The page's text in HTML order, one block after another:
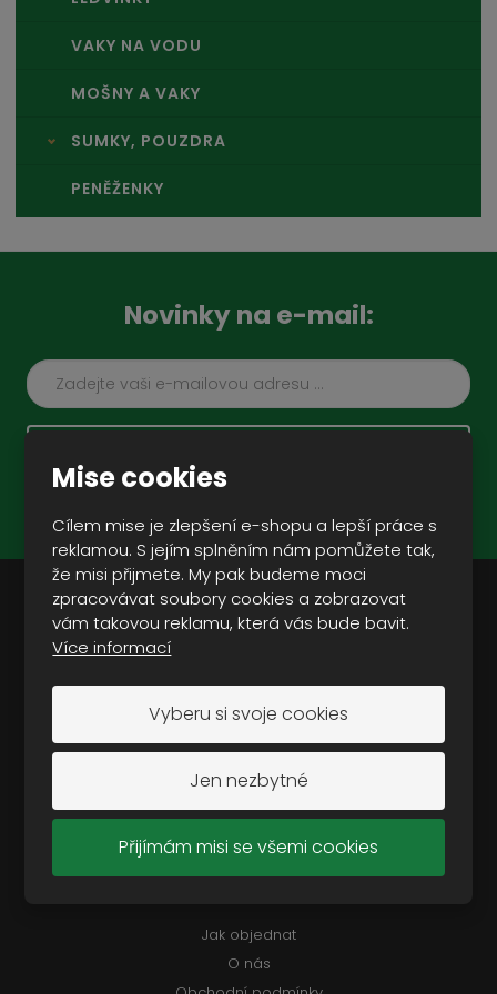
Mise cookies
Cílem mise je zlepšení e-shopu a lepší práce s
reklamou. S jejím splněním nám pomůžete tak,
že misi přijmete. My pak budeme moci
zpracovávat soubory cookies a zobrazovat
vám takovou reklamu, která vás bude bavit.
Více informací
Vyberu si svoje cookies
Jen nezbytné
Přijímám misi se všemi cookies
VAKY NA VODU
MOŠNY A VAKY
SUMKY, POUZDRA
PENĚŽENKY
Novinky na e-mail:
Doporučujeme vám:
Oblečení
Modely
Vojenská a outdoorová obuv
Vojenské vybavení
Často hledáte
Jak objednat
O nás